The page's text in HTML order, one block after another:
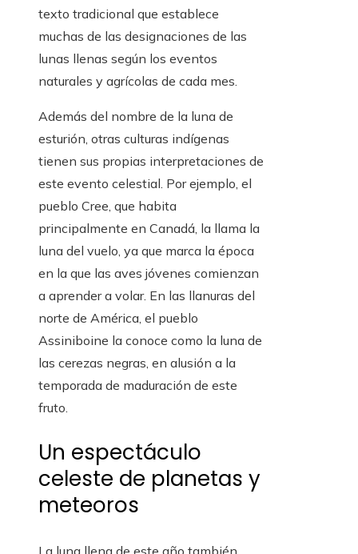
texto tradicional que establece
muchas de las designaciones de las
lunas llenas según los eventos
naturales y agrícolas de cada mes.
Además del nombre de la luna de
esturión, otras culturas indígenas
tienen sus propias interpretaciones de
este evento celestial. Por ejemplo, el
pueblo Cree, que habita
principalmente en Canadá, la llama la
luna del vuelo, ya que marca la época
en la que las aves jóvenes comienzan
a aprender a volar. En las llanuras del
norte de América, el pueblo
Assiniboine la conoce como la luna de
las cerezas negras, en alusión a la
temporada de maduración de este
fruto.
Un espectáculo
celeste de planetas y
meteoros